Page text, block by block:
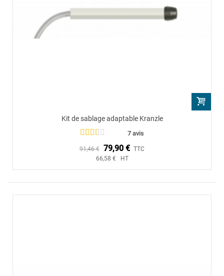
Kit de sablage adaptable Kranzle
7 avis
91,46 € 79,90 € TTC
66,58 € HT